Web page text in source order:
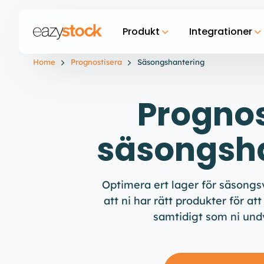
Produkt Integrationer
Home Prognostisera Säsongshantering
Optimera ert lager för
att ni har rätt produkter för
samtidigt som ni